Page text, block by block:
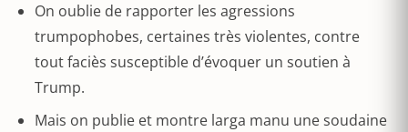
On oublie de rapporter les agressions
trumpophobes, certaines très violentes, contre
tout faciès susceptible d’évoquer un soutien à
Trump.
Mais on publie et montre larga manu une soudaine